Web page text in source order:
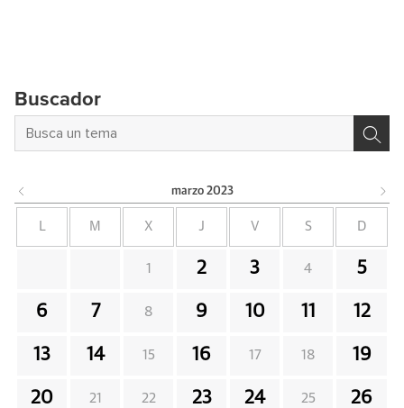
Buscador
marzo 2023
L M X J V S D
1 2 3 4 5
6 7 8 9 10 11 12
13 14 15 16 17 18 19
20 21 22 23 24 25 26